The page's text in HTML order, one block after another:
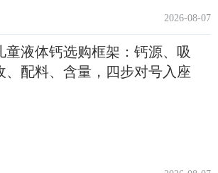
2026-08-07
童液体钙选购框架：钙源、吸
、配料、含量，四步对号入座